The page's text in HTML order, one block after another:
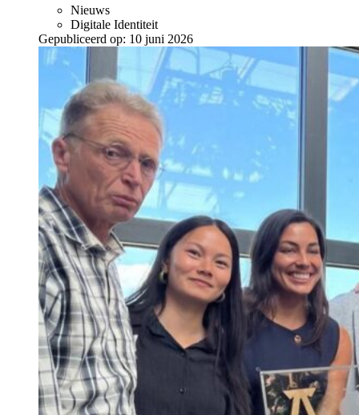
Nieuws
Digitale Identiteit
Gepubliceerd op: 10 juni 2026